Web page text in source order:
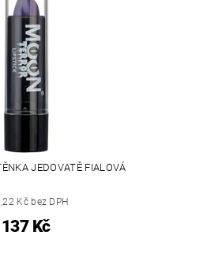
JEDOVATĚ FIALOVÁ
Kč bez DPH
137 Kč